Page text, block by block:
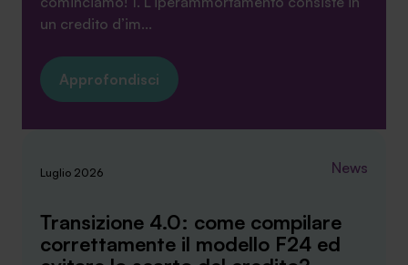
un credito d’im...
Approfondisci
Luglio 2026 News
Transizione 4.0: come compilare
correttamente il modello F24 ed